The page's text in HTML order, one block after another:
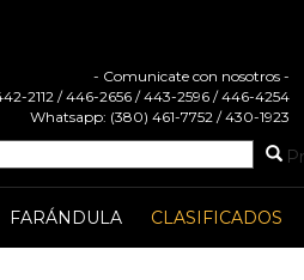
- Comunicate con nosotros -
2112 / 446-2656 / 443-2596 / 446-4254
Whatsapp: (380) 461-7752 / 430-1923
FARÁNDULA CLASIFICADOS